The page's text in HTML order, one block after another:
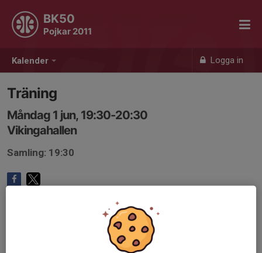
Kalender Logga in
BK50
Pojkar 2011
Träning
Måndag 1 jun, 19:30-20:30
Vikingahallen
Samling: 19:30